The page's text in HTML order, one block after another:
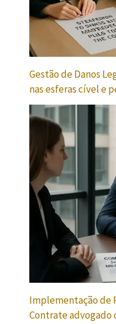
Gestão de Danos
nas esferas cível e
Implementação de
Contrate advogado